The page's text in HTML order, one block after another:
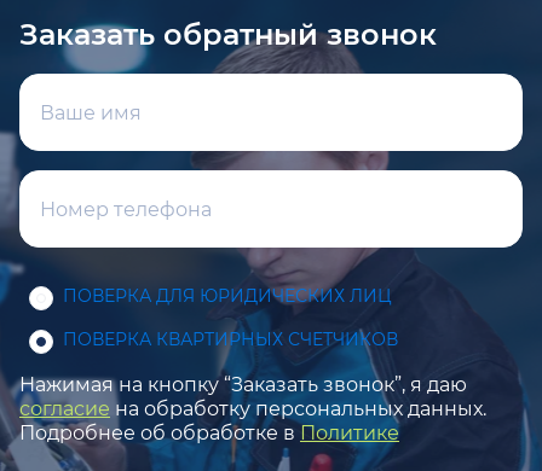
Заказать обратный звонок
ПОВЕРКА ДЛЯ ЮРИДИЧЕСКИХ ЛИЦ
ПОВЕРКА КВАРТИРНЫХ СЧЕТЧИКОВ
Нажимая на кнопку “Заказать звонок”, я даю
согласие на обработку персональных данных.
Подробнее об обработке в Политике